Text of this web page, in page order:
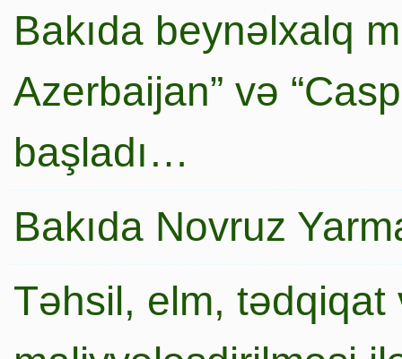
Bakıda beynəlxalq
Azerbaijan” və
başladı…
Bakıda Novruz
Təhsil, elm,